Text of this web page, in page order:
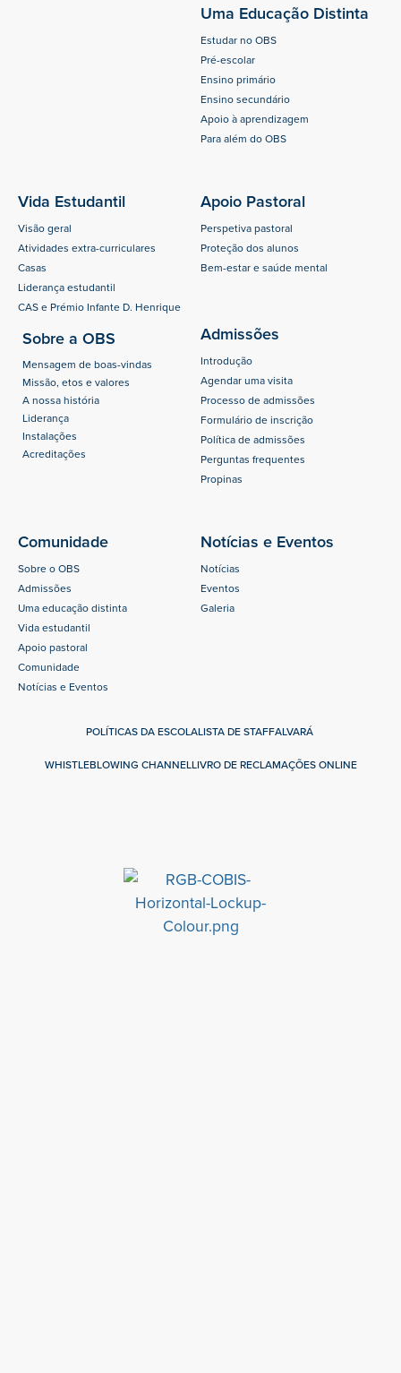
Uma Educação Distinta
Estudar no OBS
Pré-escolar
Ensino primário
Ensino secundário
Apoio à aprendizagem
Para além do OBS
Vida Estudantil
Visão geral
Atividades extra-curriculares
Casas
Liderança estudantil
CAS e Prémio Infante D. Henrique
Apoio Pastoral
Perspetiva pastoral
Proteção dos alunos
Bem-estar e saúde mental
Sobre a OBS
Mensagem de boas-vindas
Missão, etos e valores
A nossa história
Liderança
Instalações
Acreditações
Admissões
Introdução
Agendar uma visita
Processo de admissões
Formulário de inscrição
Política de admissões
Perguntas frequentes
Propinas
Comunidade
Sobre o OBS
Admissões
Uma educação distinta
Vida estudantil
Apoio pastoral
Comunidade
Notícias e Eventos
Notícias e Eventos
Notícias
Eventos
Galeria
POLÍTICAS DA ESCOLALISTA DE STAFFALVARÁ
WHISTLEBLOWING CHANNELLIVRO DE RECLAMAÇÕES ONLINE